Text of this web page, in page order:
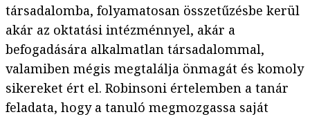
társadalomba, folyamatosan összetűzésbe kerül
akár az oktatási intézménnyel, akár a
befogadására alkalmatlan társadalommal,
valamiben mégis megtalálja önmagát és komoly
sikereket ért el. Robinsoni értelemben a tanár
feladata, hogy a tanuló megmozgassa saját